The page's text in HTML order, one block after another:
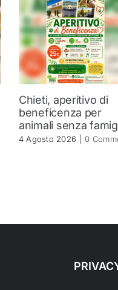
Chieti, aperitivo di
beneficenza per
animali senza
4 Agosto 2026 0